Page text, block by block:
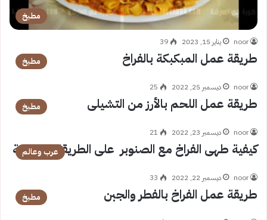
مطبخ
noor يناير 15, 2023 39
طريقة عمل المبكبكة بالفراخ مطبخ
noor ديسمبر 25, 2022 25
طريقة عمل اللحم بالأرز من التشيلى مطبخ
noor ديسمبر 23, 2022 21
كيفية طهى الفراخ مع الصنوبر على الطريقة الإسبانية
عرب وعالم
noor ديسمبر 22, 2022 33
طريقة عمل الفراخ بالفطر والجبن مطبخ